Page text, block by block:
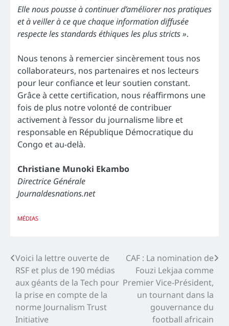
Elle nous pousse à continuer d’améliorer nos pratiques
et à veiller à ce que chaque information diffusée
respecte les standards éthiques les plus stricts ».
Nous tenons à remercier sincèrement tous nos
collaborateurs, nos partenaires et nos lecteurs
pour leur confiance et leur soutien constant.
Grâce à cette certification, nous réaffirmons une
fois de plus notre volonté de contribuer
activement à l’essor du journalisme libre et
responsable en République Démocratique du
Congo et au-delà.
Christiane Munoki Ekambo
Directrice Générale
Journaldesnations.net
MÉDIAS
Navigation
de
l’article
Voici la lettre ouverte de
RSF et plus de 190 médias
aux géants de la Tech pour
la prise en compte de la
norme Journalism Trust
Initiative
CAF : La nomination de
Fouzi Lekjaa comme
Premier Vice-Président,
un tournant dans la
gouvernance du
football africain